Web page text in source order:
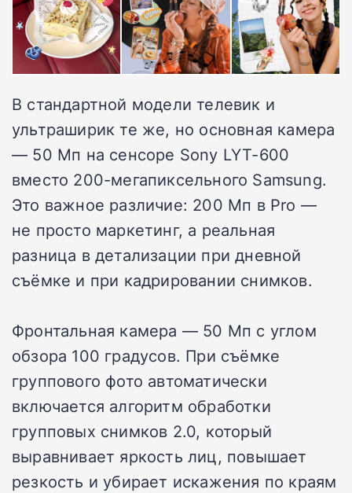
В стандартной модели телевик и
ультраширик те же, но основная камера
— 50 Мп на сенсоре Sony LYT-600
вместо 200-мегапиксельного Samsung.
Это важное различие: 200 Мп в Pro —
не просто маркетинг, а реальная
разница в детализации при дневной
съёмке и при кадрировании снимков.
Фронтальная камера — 50 Мп с углом
обзора 100 градусов. При съёмке
группового фото автоматически
включается алгоритм обработки
групповых снимков 2.0, который
выравнивает яркость лиц, повышает
резкость и убирает искажения по краям